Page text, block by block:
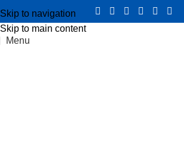
Skip to navigation
Skip to main content
Menu